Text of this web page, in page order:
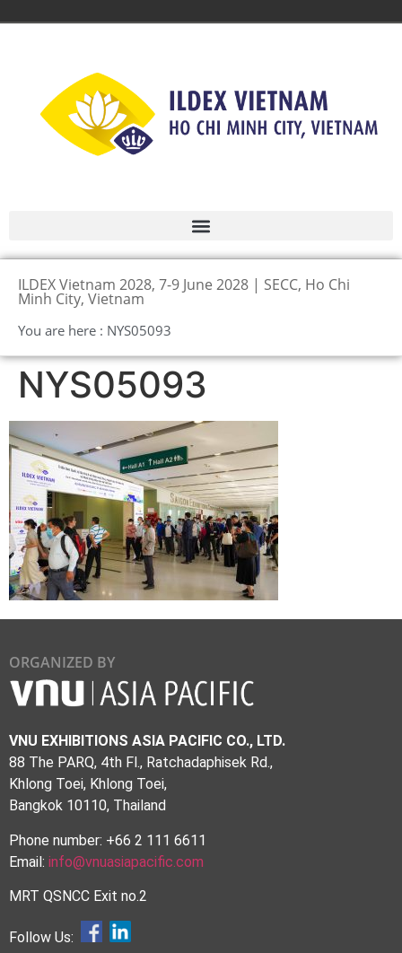
ILDEX Vietnam 2028, 7-9 June 2028 | SECC, Ho Chi
Minh City, Vietnam
You are here : NYS05093
NYS05093
ORGANIZED BY
VNU EXHIBITIONS ASIA PACIFIC CO., LTD.
88 The PARQ, 4th Fl., Ratchadaphisek Rd.,
Khlong Toei, Khlong Toei,
Bangkok 10110, Thailand
Phone number: +66 2 111 6611
Email: info@vnuasiapacific.com
MRT QSNCC Exit no.2
Follow Us: